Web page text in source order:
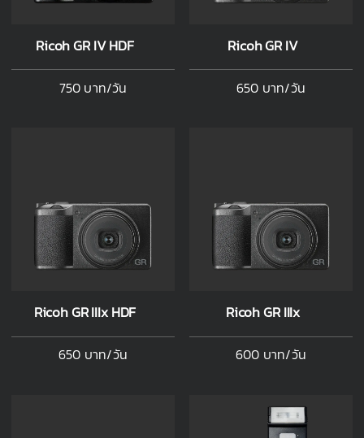
Ricoh GR IV HDF
750 บาท/วัน
Ricoh GR IV
650 บาท/วัน
Ricoh GR IIIx HDF
650 บาท/วัน
Ricoh GR IIIx
600 บาท/วัน